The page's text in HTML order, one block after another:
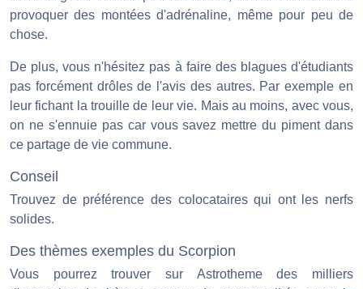
provoquer des montées d'adrénaline, même pour peu de
chose.
De plus, vous n'hésitez pas à faire des blagues d'étudiants
pas forcément drôles de l'avis des autres. Par exemple en
leur fichant la trouille de leur vie. Mais au moins, avec vous,
on ne s'ennuie pas car vous savez mettre du piment dans
ce partage de vie commune.
Conseil
Trouvez de préférence des colocataires qui ont les nerfs
solides.
Des thèmes exemples du Scorpion
Vous pourrez trouver sur Astrotheme des milliers